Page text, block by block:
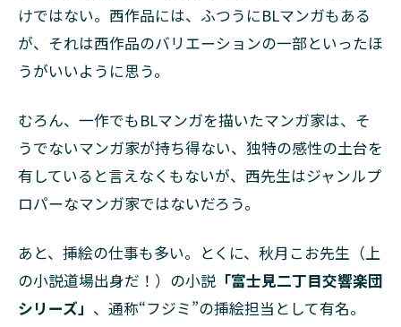
けではない。西作品には、ふつうにBLマンガもある
が、それは西作品のバリエーションの一部といったほ
うがいいように思う。
むろん、一作でもBLマンガを描いたマンガ家は、そ
うでないマンガ家が持ち得ない、独特の感性の土台を
有していると言えなくもないが、西先生はジャンルプ
ロパーなマンガ家ではないだろう。
あと、挿絵の仕事も多い。とくに、秋月こお先生（上
の小説道場出身だ！）の小説 「富士見二丁目交響楽団
シリーズ」 、通称“フジミ”の挿絵担当として有名。